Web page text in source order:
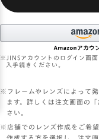
JINS アカウントのログイン画
入手続きください。
※フレームやレンズによって
ます。詳しくは注文画面の
さい。
※店舗でのレンズ作成をご希
作成する方を選択し、注文